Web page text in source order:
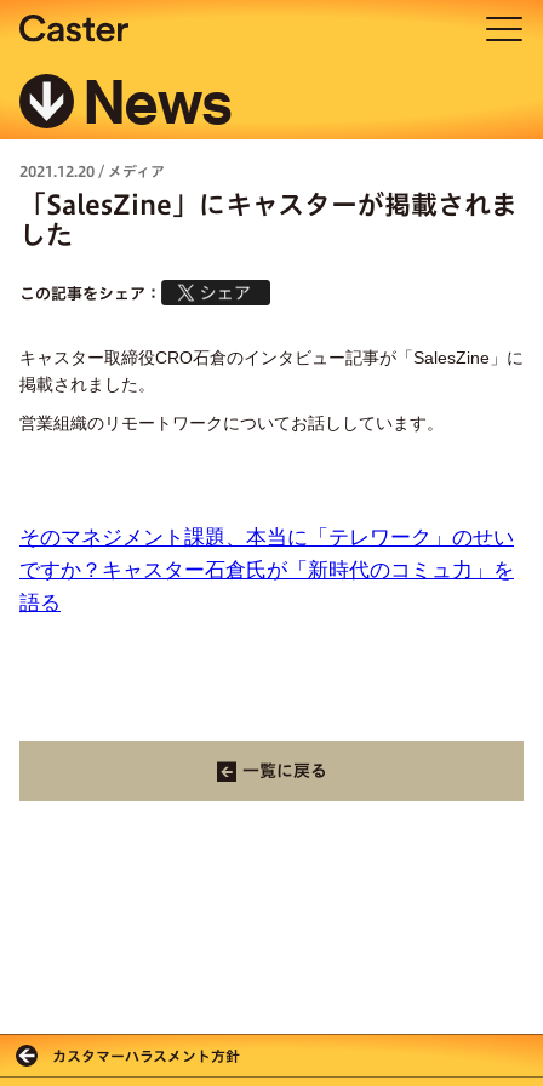
News
2021.12.20 / メディア
「SalesZine」にキャスターが掲載されま
した
この記事をシェア：
キャスター取締役CRO石倉のインタビュー記事が「SalesZine」に
掲載されました。
営業組織のリモートワークについてお話ししています。
そのマネジメント課題、本当に「テレワーク」のせい
ですか？キャスター石倉氏が「新時代のコミュ力」を
語る
一覧に戻る
カスタマーハラスメント方針